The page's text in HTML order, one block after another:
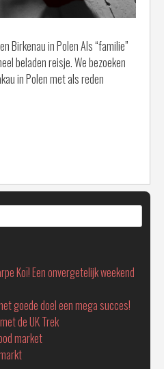
Birkenau in Polen Als “familie”
beladen reisje. We bezoeken
in Polen met als reden
Koï! Een onvergetelijk weekend
goede doel een mega succes!
de UK Trek
market